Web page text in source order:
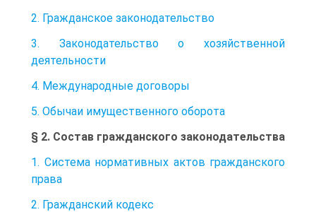
2. Гражданское законодательство
3. Законодательство о хозяйственной
деятельности
4. Международные договоры
5. Обычаи имущественного оборота
§ 2. Состав гражданского законодательства
1. Система нормативных актов гражданского
права
2. Гражданский кодекс